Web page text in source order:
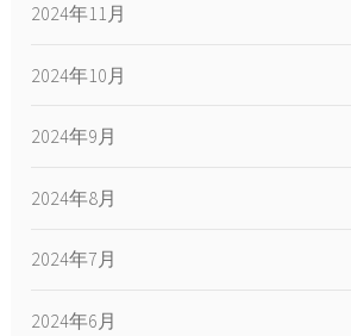
2024年11月
2024年10月
2024年9月
2024年8月
2024年7月
2024年6月